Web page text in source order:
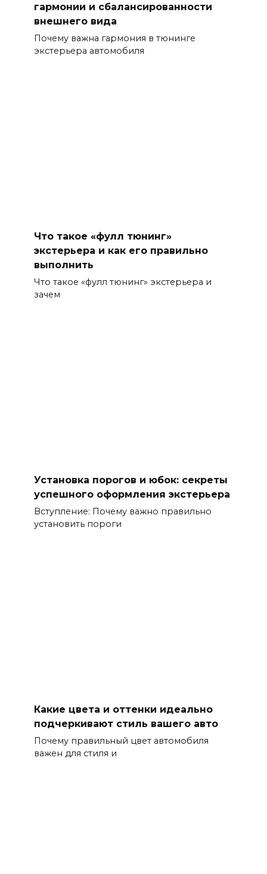
гармонии и сбалансированности
внешнего вида
Почему важна гармония в тюнинге
экстерьера автомобиля
Что такое «фулл тюнинг»
экстерьера и как его правильно
выполнить
Что такое «фулл тюнинг» экстерьера и
зачем
Установка порогов и юбок: секреты
успешного оформления экстерьера
Вступление: Почему важно правильно
установить пороги
Какие цвета и оттенки идеально
подчеркивают стиль вашего авто
Почему правильный цвет автомобиля
важен для стиля и